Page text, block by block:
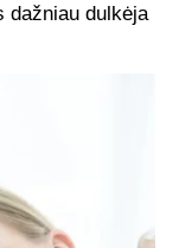
dažniau dulkėja